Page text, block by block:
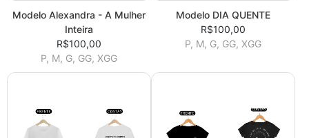
Modelo Alexandra - A Mulher
Inteira
R$100,00
P, M, G, GG, XGG
Modelo DIA QUENTE
R$100,00
P, M, G, GG, XGG